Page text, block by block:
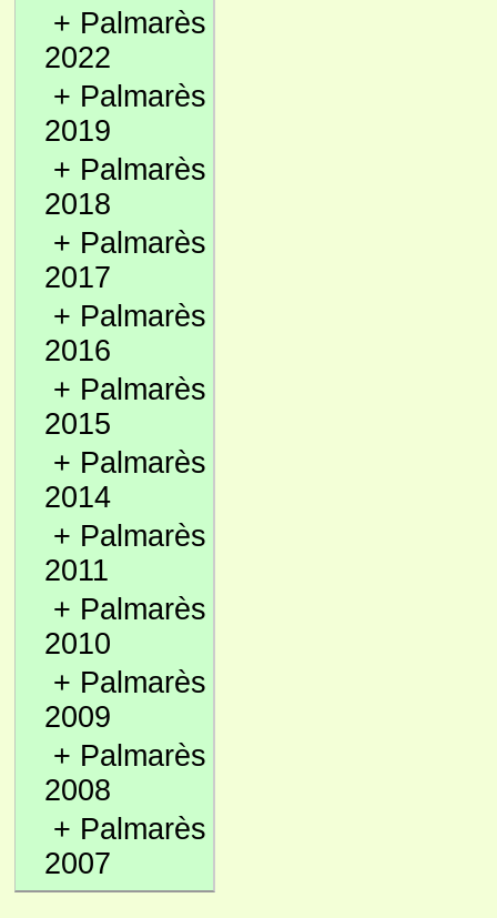
+ Palmarès
2022
+ Palmarès
2019
+ Palmarès
2018
+ Palmarès
2017
+ Palmarès
2016
+ Palmarès
2015
+ Palmarès
2014
+ Palmarès
2011
+ Palmarès
2010
+ Palmarès
2009
+ Palmarès
2008
+ Palmarès
2007